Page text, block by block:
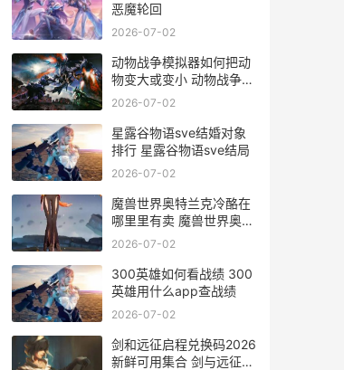
恶魔轮回
2026-07-02
动物战争模拟器如何把动
物变大或变小 动物战争模
拟器无限金币版下载
2026-07-02
星露谷物语sve结婚对象
排行 星露谷物语sve结局
2026-07-02
魔兽世界奥特兰克冷酪在
哪里里有卖 魔兽世界奥特
兰克冷酪
2026-07-02
300英雄如何看战绩 300
英雄用什么app查战绩
2026-07-02
剑和远征启程兑换码2026
新鲜可用集合 剑与远征启